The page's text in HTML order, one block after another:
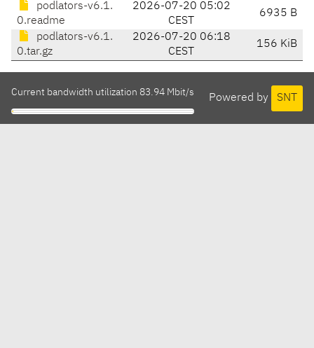
podlators-v6.1.
0.readme
2026-07-20 05:02
CEST
6935 B
podlators-v6.1.
0.tar.gz
2026-07-20 06:18
CEST
156 KiB
Powered by SNT
Current bandwidth utilization 83.94 Mbit/s